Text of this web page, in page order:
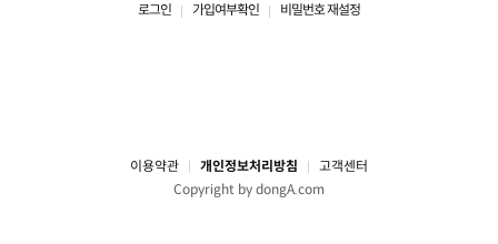
로그인 가입여부확인 비밀번호 재설정
이용약관 개인정보처리방침
고객센터
Copyright by dongA.com